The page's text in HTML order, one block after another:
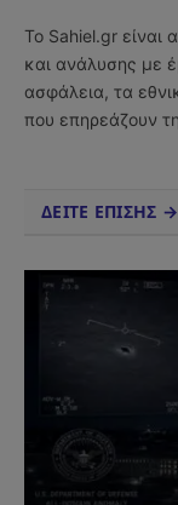
Το Sahiel.gr είναι
και ανάλυσης με
ασφάλεια, τα
που επηρεάζουν
ΔΕΙΤΕ ΕΠΙΣΗΣ →